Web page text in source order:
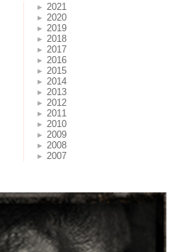
2021
2020
2019
2018
2017
2016
2015
2014
2013
2012
2011
2010
2009
2008
2007